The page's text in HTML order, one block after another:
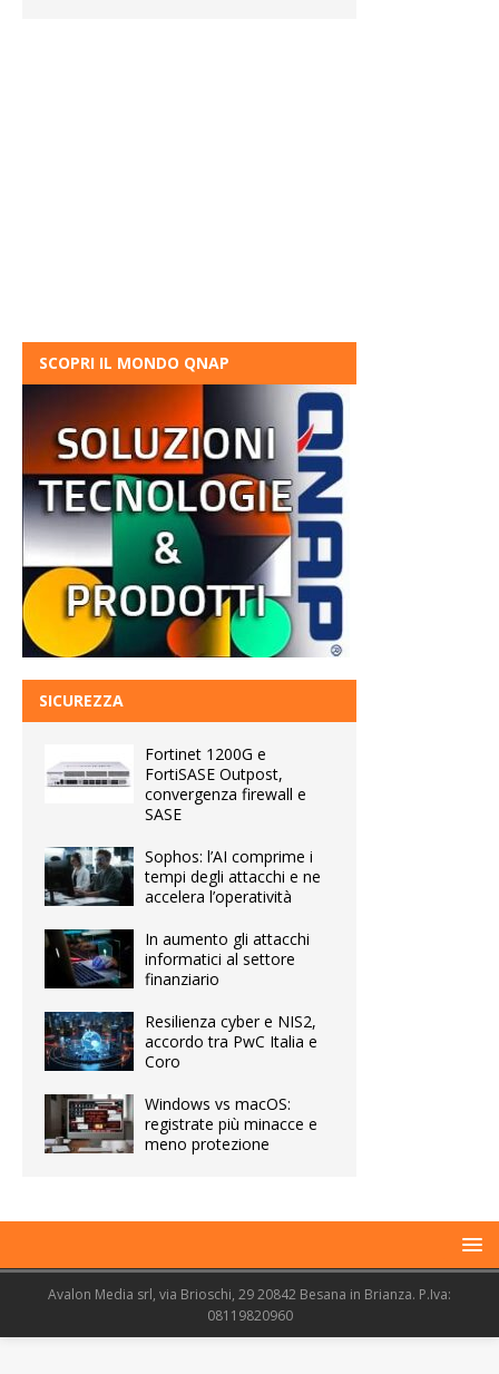
SCOPRI IL MONDO QNAP
SICUREZZA
Fortinet 1200G e
FortiSASE Outpost,
convergenza firewall e
SASE
Sophos: l’AI comprime i
tempi degli attacchi e ne
accelera l’operatività
In aumento gli attacchi
informatici al settore
finanziario
Resilienza cyber e NIS2,
accordo tra PwC Italia e
Coro
Windows vs macOS:
registrate più minacce e
meno protezione
Avalon Media srl, via Brioschi, 29 20842 Besana in Brianza. P.Iva:
08119820960